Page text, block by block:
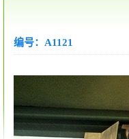
编号：A1121